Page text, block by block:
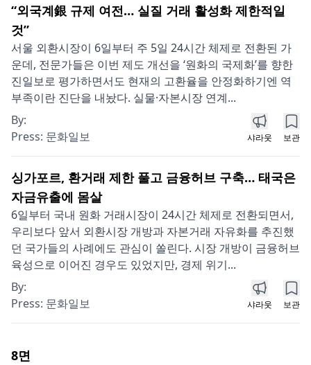
“외국계銀 규제 여전… 실질 거래 활성화 제한적일
것”
서울 외환시장이 6일부터 주 5일 24시간 체제로 전환된 가
운데, 전문가들은 이번 제도 개선을 ‘원화의 국제화’를 향한
진일보로 평가하면서도 현재의 고환율을 안정화하기엔 역
부족이란 진단을 내놨다. 실물·자본시장 연계...
By:
Press: 문화일보 샤라웃 보관
싱가포르, 환거래 제한 풀고 금융허브 구축… 태국은
자금유출에 몸살
6일부터 국내 원화 거래시장이 24시간 체제로 전환되면서,
우리보다 앞서 외환시장 개방과 자본거래 자유화를 추진했
던 국가들의 사례에도 관심이 쏠린다. 시장 개방이 금융허브
육성으로 이어진 경우도 있었지만, 경제 위기...
By:
Press: 문화일보 샤라웃 보관
8면